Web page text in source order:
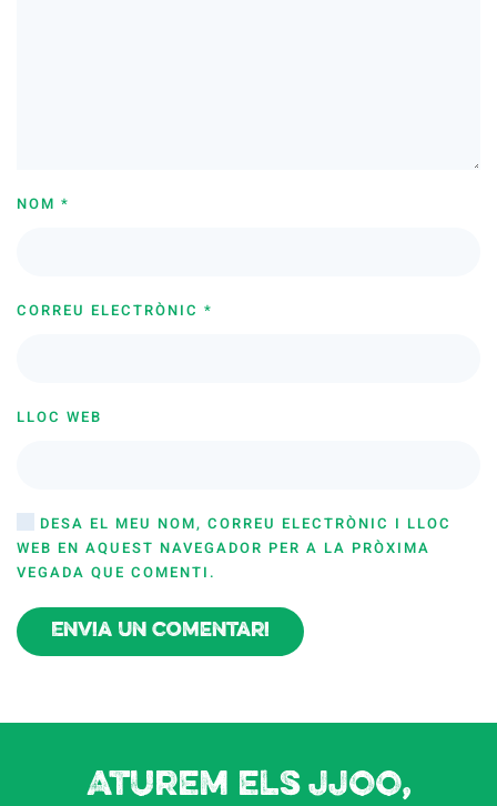
NOM *
CORREU ELECTRÒNIC *
LLOC WEB
DESA EL MEU NOM, CORREU ELECTRÒNIC I LLOC
WEB EN AQUEST NAVEGADOR PER A LA PRÒXIMA
VEGADA QUE COMENTI.
Envia un comentari
Aturem els JJOO,